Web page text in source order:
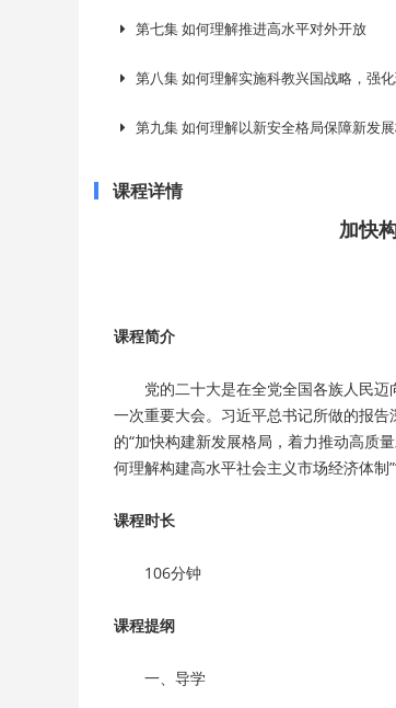
第七集 如何理解推进高水平对外开放
第八集 如何理解实施科教兴国战略，强
第九集 如何理解以新安全格局保障新发
课程详情
加快
课程简介
党的二十大是在全党全国各族人民迈
一次重要大会。习近平总书记所做的报
的“加快构建新发展格局，着力推动高质
何理解构建高水平社会主义市场经济体制
课程时长
106分钟
课程提纲
一、导学